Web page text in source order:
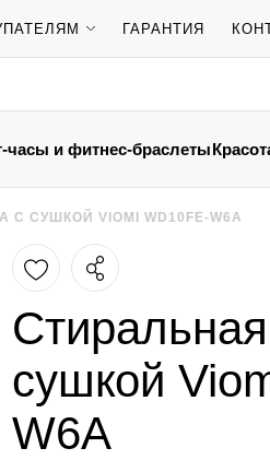
ГАРАНТИЯ
часы и фитнес-браслеты
СУШКОЙ VIOMI WD10FE-W6A
сушкой
W6A